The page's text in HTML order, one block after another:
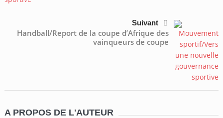
Suivant
Handball/Report de la coupe d’Afrique des
vainqueurs de coupe
A PROPOS DE L'AUTEUR